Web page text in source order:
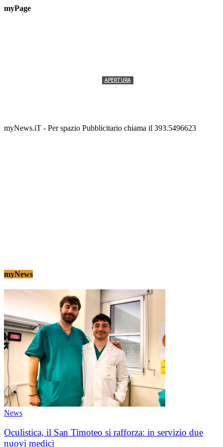
myPage
APERTURA
myNews.iT - Per spazio Pubblicitario chiama il 393.5496623
myNews
News
Oculistica, il San Timoteo si rafforza: in servizio due
nuovi medici